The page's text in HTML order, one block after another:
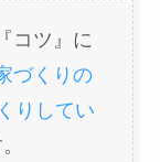
コツ』に
づくりの
りしてい